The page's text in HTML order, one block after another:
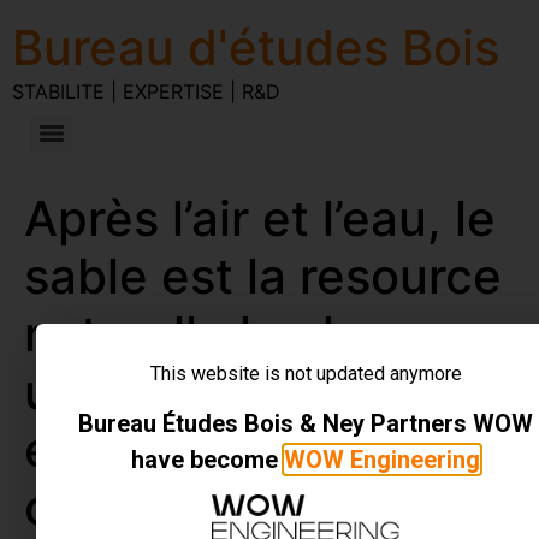
Bureau d'études Bois
STABILITE | EXPERTISE | R&D
Après l’air et l’eau, le
sable est la resource
naturelle la plus
utilisée ! Le béton
est le grand
consommateur. La
This website is not updated anymore
Bureau Études Bois & Ney Partners WOW
have become WOW Engineering